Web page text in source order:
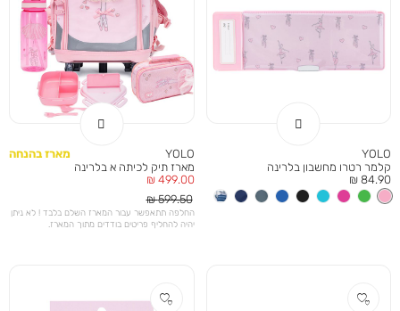
YOLO
קלמר רטרו מחשבון בלרינה
מחיר
מוצר
84.90 ₪
YOLO
מארז בהנחה
מארז תיק לכיתה א בלרינה
מחיר
מוצר
499.00 ₪
מחיר
רגיל
599.50 ₪
החלפה תתאפשר עבור המארז השלם בלבד ! לא ניתן
יהיה להחליף פריטים בודדים מתוך המארז.